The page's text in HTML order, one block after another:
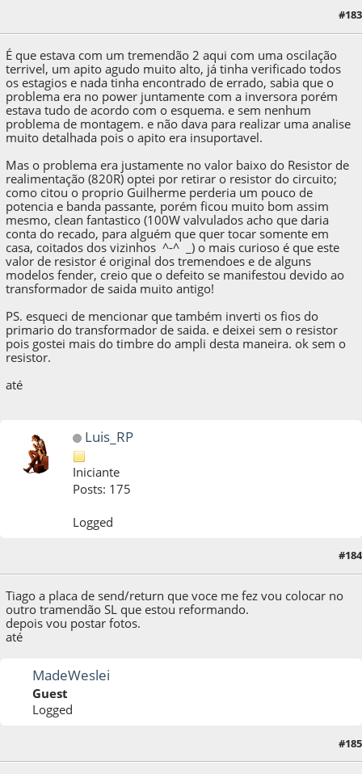
#183
É que estava com um tremendão 2 aqui com uma oscilação
terrivel, um apito agudo muito alto, já tinha verificado todos
os estagios e nada tinha encontrado de errado, sabia que o
problema era no power juntamente com a inversora porém
estava tudo de acordo com o esquema. e sem nenhum
problema de montagem. e não dava para realizar uma analise
muito detalhada pois o apito era insuportavel.
Mas o problema era justamente no valor baixo do Resistor de
realimentação (820R) optei por retirar o resistor do circuito;
como citou o proprio Guilherme perderia um pouco de
potencia e banda passante, porém ficou muito bom assim
mesmo, clean fantastico (100W valvulados acho que daria
conta do recado, para alguém que quer tocar somente em
casa, coitados dos vizinhos ^-^ _) o mais curioso é que este
valor de resistor é original dos tremendoes e de alguns
modelos fender, creio que o defeito se manifestou devido ao
transformador de saida muito antigo!
PS. esqueci de mencionar que também inverti os fios do
primario do transformador de saida. e deixei sem o resistor
pois gostei mais do timbre do ampli desta maneira. ok sem o
resistor.
até
Luis_RP
Iniciante
Posts: 175
Logged
#184
Tiago a placa de send/return que voce me fez vou colocar no
outro tramendão SL que estou reformando.
depois vou postar fotos.
até
MadeWeslei
Guest
Logged
#185